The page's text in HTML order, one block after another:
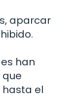
aparcar
han
el